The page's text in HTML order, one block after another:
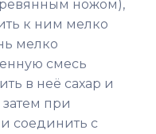
ножом),
к ним мелко
мелко
смесь
в неё сахар и
при
соединить с